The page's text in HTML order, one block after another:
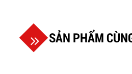
SẢN PHẨM